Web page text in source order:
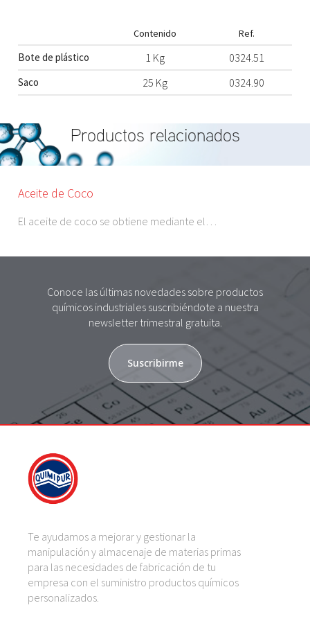
Contenido Ref.
Bote de plástico 1 Kg 0324.51
Saco 25 Kg 0324.90
Productos relacionados
Aceite de Coco
El aceite de coco se obtiene mediante el…
Conoce las últimas novedades sobre productos
químicos industriales suscribiéndote a nuestra
newsletter trimestral gratuita.
Suscribirme
Te ayudamos a mejorar y gestionar la
manipulación y almacenaje de materias primas
para las necesidades de fabricación de tu
empresa con el suministro productos químicos
personalizados.